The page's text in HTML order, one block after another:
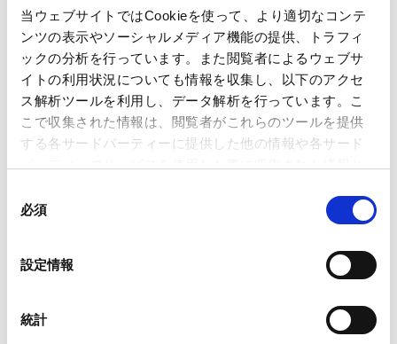
当ウェブサイトではCookieを使って、より適切なコンテ
ンツの表示やソーシャルメディア機能の提供、トラフィ
ックの分析を行っています。また閲覧者によるウェブサ
イトの利用状況についても情報を収集し、以下のアクセ
ス解析ツールを利用し、データ解析を行っています。こ
こで収集された情報は、閲覧者がこれらのツールを提供
する各サードパーティーに提供した他の情報や各サード
ことがあります。
Google Analytics利用規約（
Marketo
外部サイト）
必須
設定情報
統計
当日は3つのグループに分かれ、ヘルスキーパーとしての
仕事や日常生活についてのみならず、白杖を使用されて
いる方への声掛けの仕方、体調管理、ツボに関する話題
など、幅広いテーマで交流が行われました。
参加者からは、「ヘルスキーパーの方々をより深く知る
ことができた」「普段は聞く機会の少ないお話を伺うこ
とができ、大変有意義だった」「参加者同士の交流も深
まり、楽しい時間となった」といった声が寄せられまし
性への理解を深める貴重な機会となりました。